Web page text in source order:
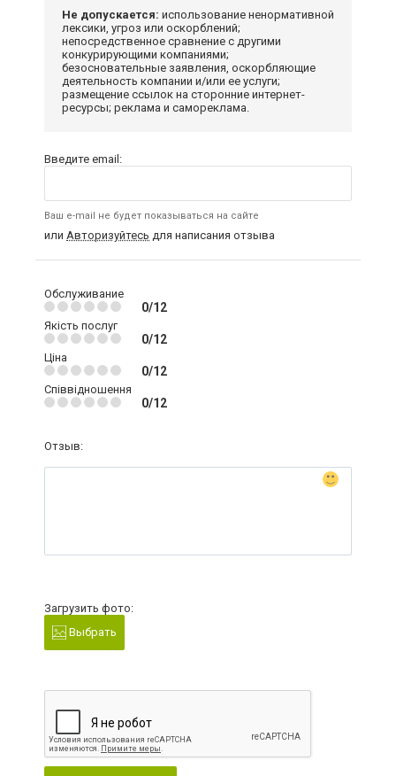
Не допускается: использование ненормативной
лексики, угроз или оскорблений;
непосредственное сравнение с другими
конкурирующими компаниями;
безосновательные заявления, оскорбляющие
деятельность компании и/или ее услуги;
размещение ссылок на сторонние интернет-
ресурсы; реклама и самореклама.
Введите email:
Ваш e-mail не будет показываться на сайте
или Авторизуйтесь для написания отзыва
Обслуживание
0/12
Якість послуг
0/12
Ціна
0/12
Співвідношення
0/12
Отзыв:
Загрузить фото:
Выбрать